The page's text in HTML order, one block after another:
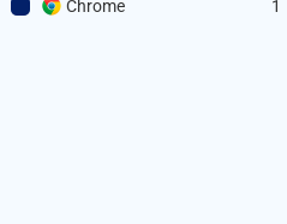
Chrome 1